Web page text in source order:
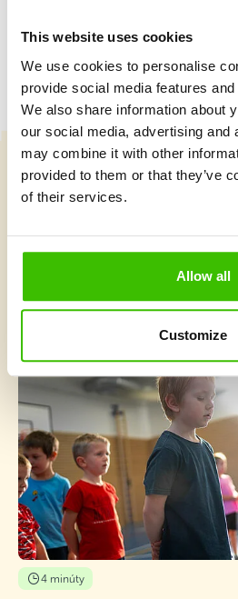
This website uses cookies
We use cookies to personalise
provide social media features
We also share information about
our social media, advertising and
may combine it with other
provided to them or that they’ve
of their services.
Allow all
Customize
Čo je v
4 minúty